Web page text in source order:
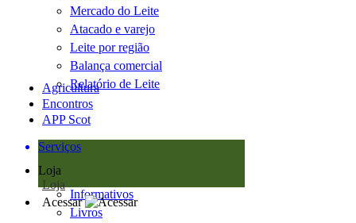
Mercado do Leite
Atacado e varejo
Leite por região
Balança comercial
Relatório de Leite
Agricultura
Encontros
APP Scot
Serviços
Loja
Loja
Informativos
Livros
Acessar